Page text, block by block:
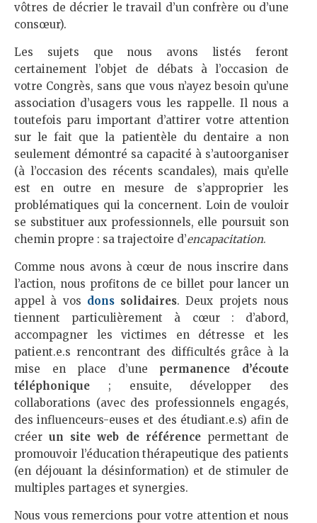
vôtres de décrier le travail d’un confrère ou d’une
consœur).
Les sujets que nous avons listés feront
certainement l’objet de débats à l’occasion de
votre Congrès, sans que vous n’ayez besoin qu’une
association d’usagers vous les rappelle. Il nous a
toutefois paru important d’attirer votre attention
sur le fait que la patientèle du dentaire a non
seulement démontré sa capacité à s’autoorganiser
(à l’occasion des récents scandales), mais qu’elle
est en outre en mesure de s’approprier les
problématiques qui la concernent. Loin de vouloir
se substituer aux professionnels, elle poursuit son
chemin propre : sa trajectoire d’encapacitation.
Comme nous avons à cœur de nous inscrire dans
l’action, nous profitons de ce billet pour lancer un
appel à vos donssolidaires. Deux projets nous
tiennent particulièrement à cœur : d’abord,
accompagner les victimes en détresse et les
patient.e.s rencontrant des difficultés grâce à la
mise en place d’une permanence d’écoute
téléphonique ; ensuite, développer des
collaborations (avec des professionnels engagés,
des influenceurs-euses et des étudiant.e.s) afin de
créerun site web de référencepermettant de
promouvoir l’éducation thérapeutique des patients
(en déjouant la désinformation) et de stimuler de
multiples partages et synergies.
Nous vous remercions pour votre attention et nous